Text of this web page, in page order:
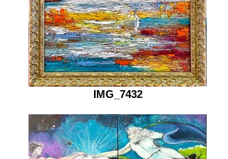
IMG_7432